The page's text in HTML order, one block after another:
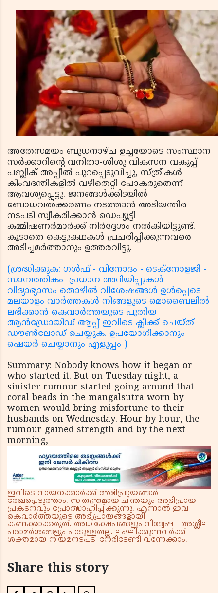
അതേസമയം ബുധനാഴ്ച ഉച്ചയോടെ സംസ്ഥാന
സർക്കാറിന്റെ വനിതാ-ശിശു വികസന വകുപ്പ്
പബ്ലിക് അപ്പീൽ പുറപ്പെടുവിച്ചു, സ്ത്രീകൾ
കിംവദന്തികളിൽ വഴിതെറ്റി പോകരുതെന്ന്
ആവശ്യപ്പെട്ടു. ജനങ്ങൾക്കിടയിൽ
ബോധവൽക്കരണം നടത്താൻ അടിയന്തിര
നടപടി സ്വീകരിക്കാൻ ഡെപ്യൂട്ടി
കമ്മീഷണർമാർക്ക് നിർദ്ദേശം നൽകിയിട്ടുണ്ട്.
കൂടാതെ കെട്ടുകഥകൾ പ്രചരിപ്പിക്കുന്നവരെ
അടിച്ചമർത്താനും ഉത്തരവിട്ടു.
(ശ്രദ്ധിക്കുക: ഗൾഫ് - വിനോദം - ടെക്നോളജി -
സാമ്പത്തികം- പ്രധാന അറിയിപ്പുകൾ-
വിദ്യാഭ്യാസം-തൊഴിൽ വിശേഷങ്ങൾ ഉൾപ്പെടെ
മലയാളം വാർത്തകൾ നിങ്ങളുടെ മൊബൈലിൽ
ലഭിക്കാൻ കെവാർത്തയുടെ പുതിയ
ആൻഡ്രോയിഡ് ആപ്പ് ഇവിടെ ക്ലിക്ക് ചെയ്ത്
ഡൗൺലോഡ് ചെയ്യുക. ഉപയോഗിക്കാനും
ഷെയർ ചെയ്യാനും എളുപ്പം )
Summary: Nobody knows how it began or
who started it. But on Tuesday night, a
sinister rumour started going around that
coral beads in the mangalsutra worn by
women would bring misfortune to their
husbands on Wednesday. Hour by hour, the
rumour gained strength and by the next
morning,
ഇവിടെ വായനക്കാർക്ക് അഭിപ്രായങ്ങൾ
രേഖപ്പെടുത്താം. സ്വതന്ത്രമായ ചിന്തയും അഭിപ്രായ
പ്രകടനവും പ്രോത്സാഹിപ്പിക്കുന്നു. എന്നാൽ ഇവ
കെവാർത്തയുടെ അഭിപ്രായങ്ങളായി
കണക്കാക്കരുത്. അധിക്ഷേപങ്ങളും വിദ്വേഷ - അശ്ലീല
പരാമർശങ്ങളും പാടുള്ളതല്ല. ലംഘിക്കുന്നവർക്ക്
ശക്തമായ നിയമനടപടി നേരിടേണ്ടി വന്നേക്കാം.
Share this story